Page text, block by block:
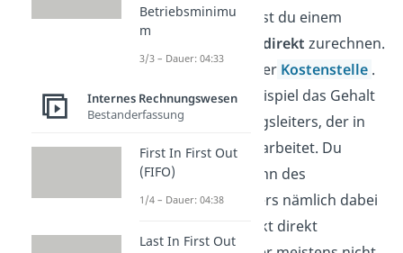
dagegen kannst du einem
direkt zurechnen.
Dafür aber einerKostenstelle .
Das ist zum Beispiel das Gehalt
eines Abteilungsleiters, der in
der Fertigung arbeitet. Du
kannst den Lohn des
Abteilungsleiters nämlich dabei
keinem Produkt direkt
Betriebsminimu
m
3/3 – Dauer: 04:33
Internes Rechnungswesen
Bestanderfassung
First In First Out
(FIFO)
1/4 – Dauer: 04:38
Last In First Out